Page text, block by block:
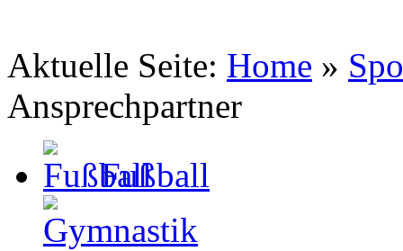
Aktuelle Seite: Home »
Ansprechpartner
Fußball